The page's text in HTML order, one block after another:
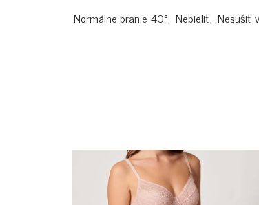
Normálne pranie 40°, Nebieliť, Nesušiť